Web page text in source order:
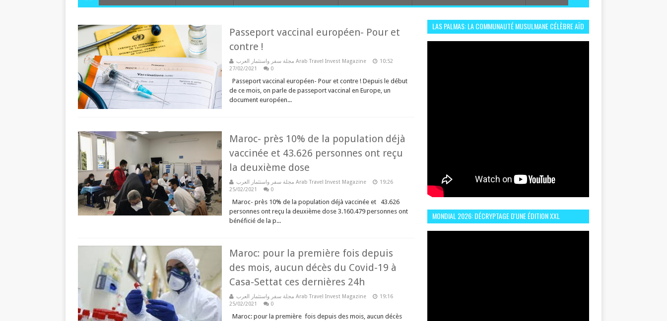
Passeport vaccinal européen- Pour et
contre !
مجلة سفر واستثمار العرب Arab Travel Invest Magazine
10:52
27/02/2021
0
Passeport vaccinal européen- Pour et contre ! Depuis le début
de ce mois, on parle de passeport vaccinal en Europe, un
document européen...
Maroc- près 10% de la population déjà
vaccinée et 43.626 personnes ont reçu
la deuxième dose
مجلة سفر واستثمار العرب Arab Travel Invest Magazine
19:26
25/02/2021
0
Maroc- près 10% de la population déjà vaccinée et 43.626
personnes ont reçu la deuxième dose 3.160.479 personnes ont
bénéficié de la p...
Maroc: pour la première fois depuis
des mois, aucun décès du Covid-19 à
Casa-Settat ces dernières 24h
مجلة سفر واستثمار العرب Arab Travel Invest Magazine
19:16
25/02/2021
0
Maroc: pour la première fois depuis des mois, aucun décès
LAS PALMAS: LA COMMUNAUTÉ MUSULMANE CÉLÈBRE AÏD
MONDIAL 2026: DÉCRYPTAGE D'UNE ÉDITION XXL